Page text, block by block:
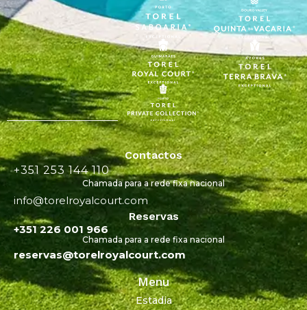
Contactos
+351 253 144 110
Chamada para a rede fixa nacional
info@torelroyalcourt.com
Reservas
+351 226 001 966
Chamada para a rede fixa nacional
reservas@torelroyalcourt.com
Menu
Estadia